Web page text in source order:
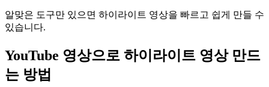
알맞은 도구만 있으면 하이라이트 영상을 빠르고 쉽게 만들 수
있습니다.
YouTube 영상으로 하이라이트 영상 만드
는 방법